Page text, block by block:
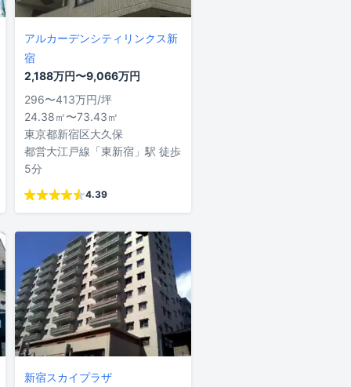
アルカーデンシティリンクス新
宿
2,188万円〜9,066万円
296〜413万円/坪
24.38㎡〜73.43㎡
東京都新宿区大久保
都営大江戸線「東新宿」駅 徒歩
5分
4.39
新宿スカイプラザ